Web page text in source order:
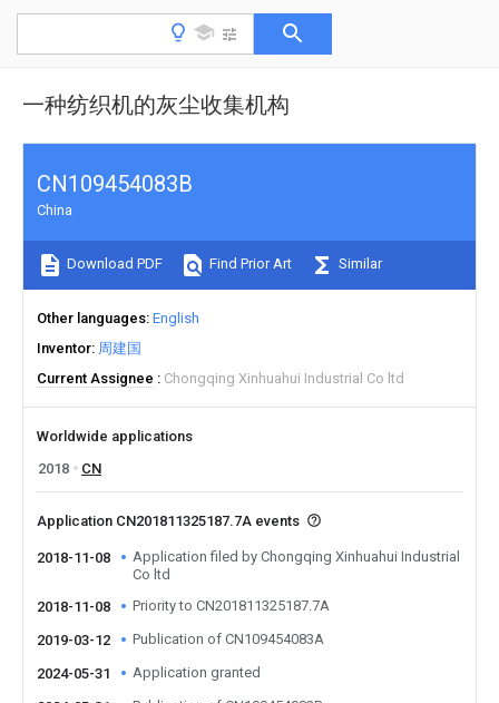
一种纺织机的灰尘收集机构
CN109454083B
China
Download PDF Find Prior Art Similar
Other languages English
Inventor 周建国
Current Assignee
Chongqing Xinhuahui Industrial Co ltd
Worldwide applications
2018
CN
Application CN201811325187.7A events
2018-11-08
Application filed by Chongqing Xinhuahui Industrial
Co ltd
2018-11-08
Priority to CN201811325187.7A
2019-03-12 Publication of CN109454083A
2024-05-31 Application granted